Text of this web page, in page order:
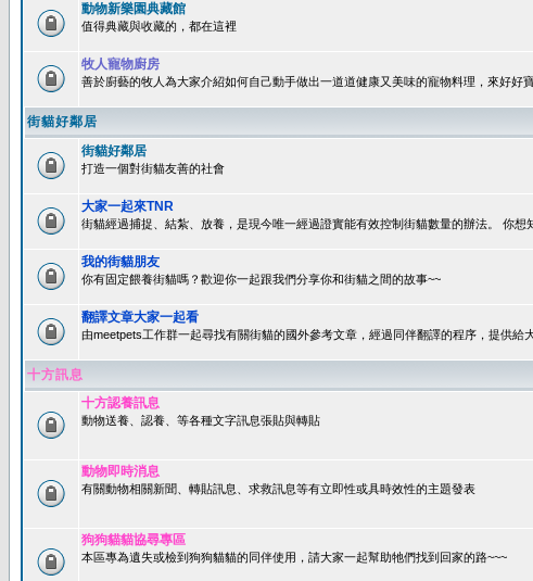
動物新樂園典藏館
值得典藏與收藏的，都在這裡
牧人寵物廚房
善於廚藝的牧人為大家介紹如何自己動手做出一道道健康又美味的寵物料理，來好好
街貓好鄰居
街貓好鄰居
打造一個對街貓友善的社會
大家一起來TNR
街貓經過捕捉、結紮、放養，是現今唯一經過證實能有效控制街貓數量的辦法。 你想
我的街貓朋友
你有固定餵養街貓嗎？歡迎你一起跟我們分享你和街貓之間的故事~~
翻譯文章大家一起看
由meetpets工作群一起尋找有關街貓的國外參考文章，經過同伴翻譯的程序，提供給
十方訊息
十方認養訊息
動物送養、認養、等各種文字訊息張貼與轉貼
動物即時消息
有關動物相關新聞、轉貼訊息、求救訊息等有立即性或具時效性的主題發表
狗狗貓貓協尋專區
本區專為遺失或檢到狗狗貓貓的同伴使用，請大家一起幫助牠們找到回家的路~~~